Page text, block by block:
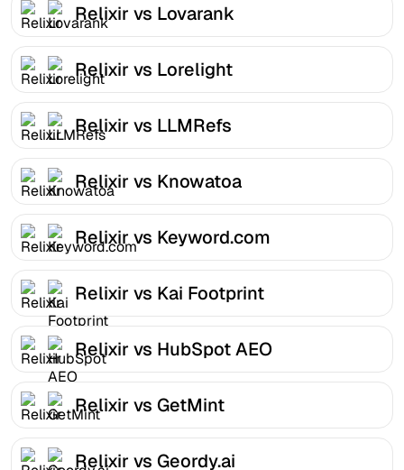
Relixir vs Lovarank
Relixir vs Lorelight
Relixir vs LLMRefs
Relixir vs Knowatoa
Relixir vs Keyword.com
Relixir vs Kai Footprint
Relixir vs HubSpot AEO
Relixir vs GetMint
Relixir vs Geordy.ai